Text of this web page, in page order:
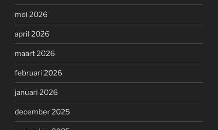
mei 2026
april 2026
maart 2026
februari 2026
januari 2026
december 2025